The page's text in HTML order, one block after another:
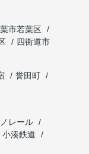
市若葉区
四街道市
誉田町
レール
小湊鉄道